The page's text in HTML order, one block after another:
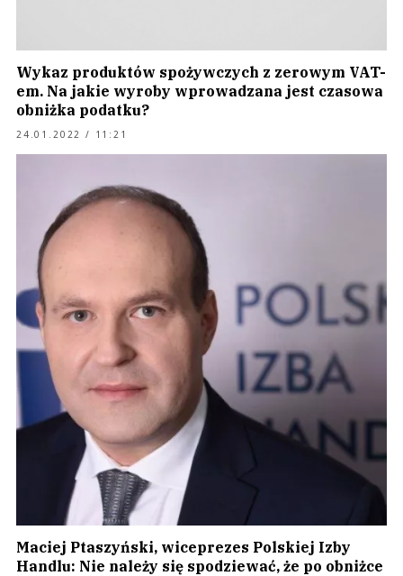
Wykaz produktów spożywczych z zerowym VAT-
em. Na jakie wyroby wprowadzana jest czasowa
obniżka podatku?
24.01.2022 / 11:21
Maciej Ptaszyński, wiceprezes Polskiej Izby
Handlu: Nie należy się spodziewać, że po obniżce